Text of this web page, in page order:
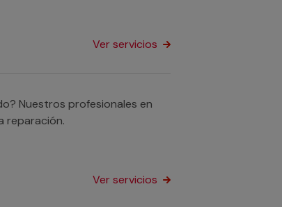
Ver servicios
Nuestros profesionales en
reparación.
Ver servicios